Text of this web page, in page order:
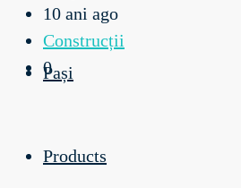
Pași
Products
10 ani ago
Construcții
0